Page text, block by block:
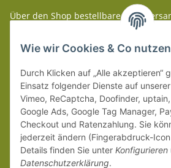
Über den Shop bestellbare
wir innerhalb Deutschland (Festland)
versandkostenfrei.
Weitere Versanddetails entnehmen
und Zahlungsbedingungen.
Wie wir Cookies & Co nutzen
Durch Klicken auf „Alle akzeptieren“
Einsatz folgender Dienste auf
Vimeo, ReCaptcha, Doofinder,
Google Ads, Google Tag Manager,
Checkout und Ratenzahlung. Sie
jederzeit ändern (Fingerabdruck-
Details finden Sie unter Konfigurieren
Datenschutzerklärung.